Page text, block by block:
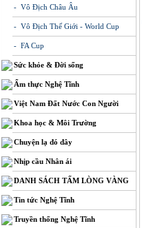
- Vô Địch Châu Âu
- Vô Địch Thế Giới - World Cup
- FA Cup
Sức khỏe & Đời sống
Ẩm thực Nghệ Tĩnh
Việt Nam Đất Nước Con Người
Khoa học & Môi Trường
Chuyện lạ đó đây
Nhịp cầu Nhân ái
DANH SÁCH TẤM LÒNG VÀNG
Tin tức Nghệ Tĩnh
Truyền thống Nghệ Tĩnh